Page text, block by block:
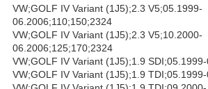
VW;GOLF IV Variant (1J5);2.3 V5;05.1999-
06.2006;110;150;2324
VW;GOLF IV Variant (1J5);2.3 V5;10.2000-
06.2006;125;170;2324
VW;GOLF IV Variant (1J5);1.9
VW;GOLF IV Variant (1J5);1.9